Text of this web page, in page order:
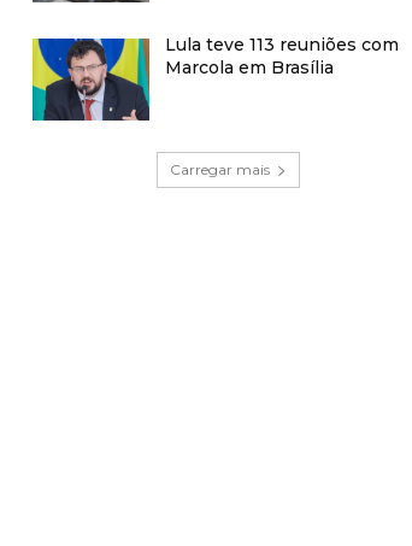
Lula teve 113 reuniões com
Marcola em Brasília
Carregar mais